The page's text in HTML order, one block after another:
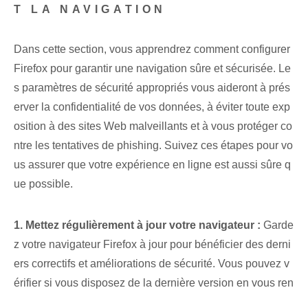
T LA NAVIGATION
Dans cette section, vous apprendrez comment configurer
Firefox pour garantir une navigation sûre et sécurisée. Le
s paramètres de sécurité appropriés vous aideront à prés
erver la confidentialité de vos données, à éviter toute exp
osition à des sites Web malveillants et à vous protéger co
ntre les tentatives de phishing. Suivez ces étapes pour vo
us assurer que votre expérience en ligne est aussi sûre q
ue possible.
1. Mettez régulièrement à jour votre navigateur : Garde
z votre navigateur Firefox à jour pour bénéficier des derni
ers correctifs et améliorations de sécurité. Vous pouvez v
érifier si vous disposez de la dernière version en vous ren